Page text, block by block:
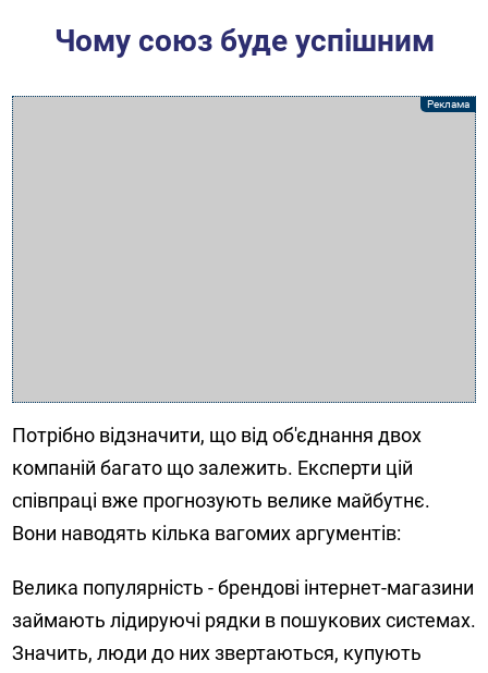
Чому союз буде успішним
Потрібно відзначити, що від об'єднання двох
компаній багато що залежить. Експерти цій
співпраці вже прогнозують велике майбутнє.
Вони наводять кілька вагомих аргументів:
Велика популярність - брендові інтернет-магазини
займають лідируючі рядки в пошукових системах.
Значить, люди до них звертаються, купують